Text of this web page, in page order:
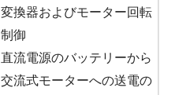
変換器およびモーター回転
制御
直流電源のバッテリーから
交流式モーターへの送電の